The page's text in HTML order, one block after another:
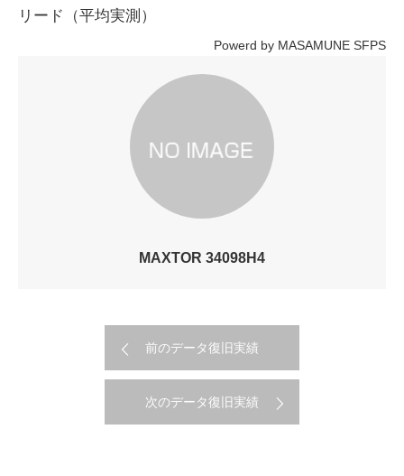
リード（平均実測）
Powerd by MASAMUNE SFPS
MAXTOR 34098H4
前のデータ復旧実績
次のデータ復旧実績